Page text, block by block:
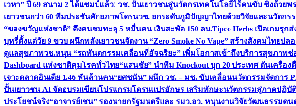
เวหา” ปี 69 สนาม 2 ได้แชมป์แล้ว! วช. ปั้นเยาวชนสู่นวัตกรเทคโนโลยีไร้คนขับ ชิงถ้วยพ
เยาวชนกว่า 60 ทีมประชันศักยภาพโดรนวช. ยกระดับภูมิปัญญาไทยด้วยวิจัยและนวัตกร
“ของขวัญแห่งชาติ” ดึงคนชมทะลุ 5 หมื่นคน เงินสะพัด 150 ลบ.Tipco Herbs เปิดเกมรุ
บุหรี่ตั้งแต่วัย 9 ขวบ ผนึกพลังเยาวชนจัดงาน “Zero Smoke No Vape” สร้างสังคมไทยป
ดูแลสุขภาพวช.หนุน “รถทันตกรรมเคลื่อนที่อัจฉริยะ” เพิ่มโอกาสเข้าถึงบริการสุขภาพช่
Dashboard แห่งชาติคุมโรคทั่วไทย“แสนชัย” นำทีม Knockout บุก 20 ประเทศ ดันเครื่อ
เจาะตลาดอินเดีย 1.46 พันล้านคน“ยศชนัน” ผนึก วช. – มช. ขับเคลื่อนนวัตกรรมจัดการ
ปั้นเยาวชน AI จัดอบรมเขียนโปรแกรมโดรนแปรอักษร เสริมทักษะนวัตกรรมสู่ภาคปฏิบัติ
ประโยชน์จริง“อาจารย์เชน” รองนายกรัฐมนตรีและ รมว.อว. หนุนงานวิจัยวัฒนธรรม